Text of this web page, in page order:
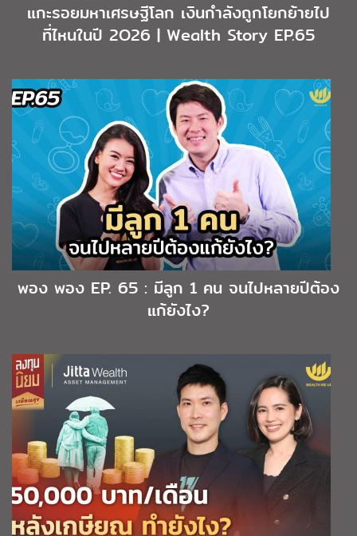
แกะรอยมหาเศรษฐีโลก เงินกำลังถูกโยกย้ายไป
ที่ไหนในปี 2O26 | Wealth Story EP.65
พอง พอง EP. 65 : มีลูก 1 คน จนไปหลายปีต้อง
แก้ยังไง?